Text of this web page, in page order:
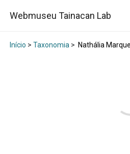
Webmuseu Tainacan Lab
Início > Taxonomia> Nathália